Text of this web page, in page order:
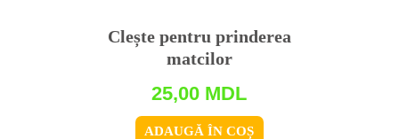
Clește pentru prinderea
matcilor
25,00 MDL
ADAUGĂ ÎN COȘ